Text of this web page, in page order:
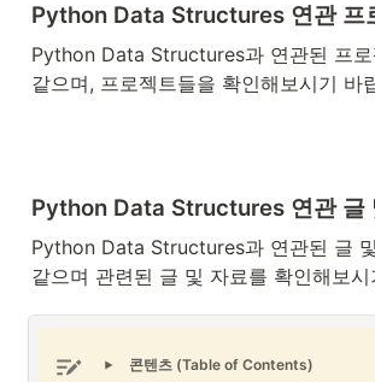
Python Data Structures 연관 프
Python Data Structures과 연관된 프
같으며, 프로젝트들을 확인해보시기 바
Python Data Structures 연관 글
Python Data Structures과 연관된 글
같으며 관련된 글 및 자료를 확인해보
콘텐츠 (Table of Contents)